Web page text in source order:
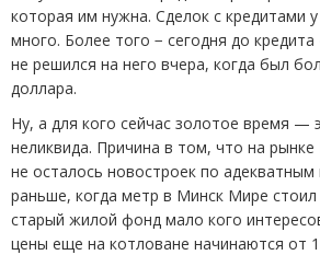
которая им нужна. Сделок с кредитами
много. Более того − сегодня до кредита
не решился на него вчера, когда был
доллара.
Ну, а для кого сейчас золотое время —
неликвида. Причина в том, что на
не осталось новостроек по
раньше, когда метр в Минск Мире
старый жилой фонд мало кого
цены еще на котловане начинаются от